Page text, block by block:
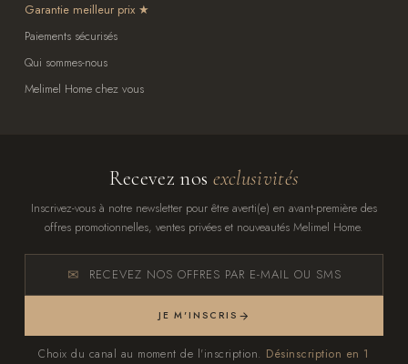
Garantie meilleur prix
Paiements sécurisés
Qui sommes-nous
Melimel Home chez vous
Recevez nos exclusivités
Inscrivez-vous à notre newsletter pour être averti(e) en avant-première des
offres promotionnelles, ventes privées et nouveautés Melimel Home.
RECEVEZ NOS OFFRES PAR E-MAIL OU SMS
JE M'INSCRIS
Choix du canal au moment de l'inscription. Désinscription en 1